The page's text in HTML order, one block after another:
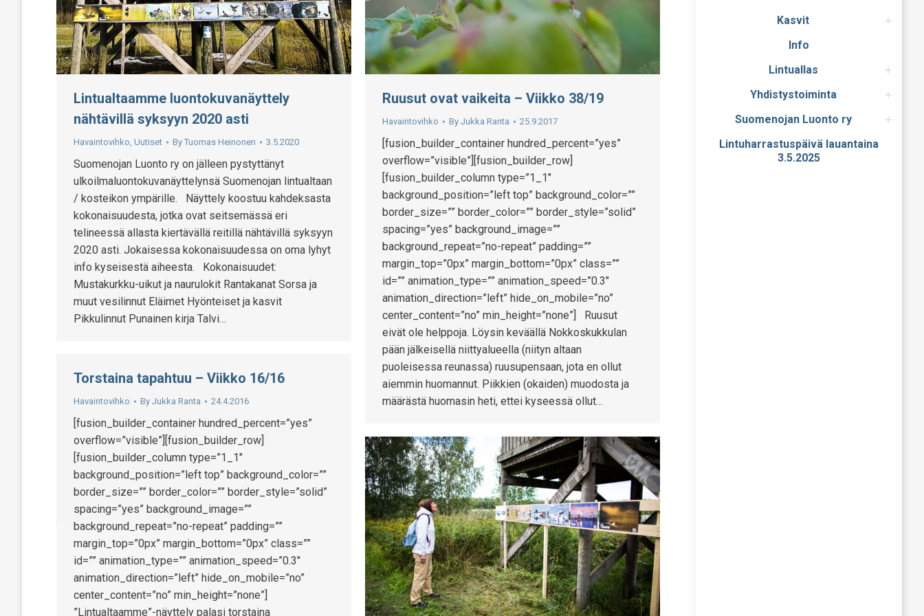
Kasvit
Info
Lintuallas
Yhdistystoiminta
Suomenojan Luonto ry
Lintuharrastuspäivä lauantaina
3.5.2025
Lintualtaamme luontokuvanäyttely
nähtävillä syksyyn 2020 asti
Havaintovihko Uutiset By Tuomas Heinonen 3.5.2020
Suomenojan Luonto ry on jälleen pystyttänyt
ulkoilmaluontokuvanäyttelynsä Suomenojan lintualtaan
/ kosteikon ympärille. Näyttely koostuu kahdeksasta
kokonaisuudesta, jotka ovat seitsemässä eri
telineessä allasta kiertävällä reitillä nähtävillä syksyyn
2020 asti. Jokaisessa kokonaisuudessa on oma lyhyt
info kyseisestä aiheesta. Kokonaisuudet:
Mustakurkku-uikut ja naurulokit Rantakanat Sorsa ja
muut vesilinnut Eläimet Hyönteiset ja kasvit
Pikkulinnut Punainen kirja Talvi…
Ruusut ovat vaikeita – Viikko 38/19
Havaintovihko By Jukka Ranta 25.9.2017
[fusion_builder_container hundred_percent=”yes”
overflow=”visible”][fusion_builder_row]
[fusion_builder_column type=”1_1″
background_position=”left top” background_color=””
border_size=”” border_color=”” border_style=”solid”
spacing=”yes” background_image=””
background_repeat=”no-repeat” padding=””
margin_top=”0px” margin_bottom=”0px” class=””
id=”” animation_type=”” animation_speed=”0.3″
animation_direction=”left” hide_on_mobile=”no”
center_content=”no” min_height=”none”] Ruusut
eivät ole helppoja. Löysin keväällä Nokkoskukkulan
pään jälkeisellä niittyalueella (niityn altaan
puoleisessa reunassa) ruusupensaan, jota en ollut
aiemmin huomannut. Piikkien (okaiden) muodosta ja
määrästä huomasin heti, ettei kyseessä ollut…
Torstaina tapahtuu – Viikko 16/16
Havaintovihko By Jukka Ranta 24.4.2016
[fusion_builder_container hundred_percent=”yes”
overflow=”visible”][fusion_builder_row]
[fusion_builder_column type=”1_1″
background_position=”left top” background_color=””
border_size=”” border_color=”” border_style=”solid”
spacing=”yes” background_image=””
background_repeat=”no-repeat” padding=””
margin_top=”0px” margin_bottom=”0px” class=””
id=”” animation_type=”” animation_speed=”0.3″
animation_direction=”left” hide_on_mobile=”no”
center_content=”no” min_height=”none”]
”Lintualtaamme”-näyttely palasi torstaina